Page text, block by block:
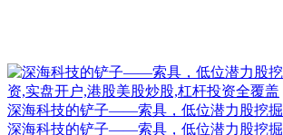
深海科技的铲子——索具，低位潜力股挖掘
深海科技的铲子——索具，低位潜力股挖掘